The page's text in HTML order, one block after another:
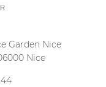
Garden Nice
Nice